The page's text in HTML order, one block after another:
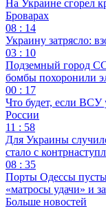
На Украине сгорел
Броварах
08 : 14
Украину затрясло:
03 : 10
Подземный город
бомбы похоронили
00 : 17
Что будет, если ВСУ
России
11 : 58
Для Украины
стало с
08 : 35
Порты Одессы
«матросы удачи» и
Больше новостей